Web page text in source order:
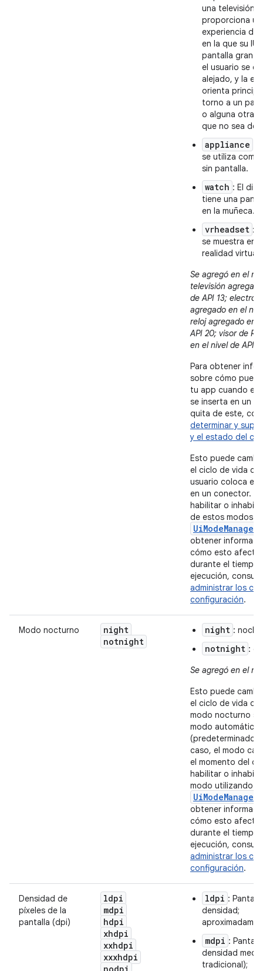
una televisión y
proporciona
experiencia de
en la que su IU
pantalla
el usuario se
alejado, y la
orienta
torno a un pad
o alguna otra
que no sea de
appliance
se utiliza
sin pantalla.
watch : El
tiene una
en la muñeca.
vrheadset :
se muestra en
realidad virtual.
Se agregó en el
televisión
de API 13;
agregado en el
reloj agregado en
API 20; visor de
en el nivel de API
Para obtener
sobre cómo
tu app cuando el
se inserta en un
quita de este,
determinar y
y el estado del
Esto puede
el ciclo de vida de
usuario coloca el
en un conector.
habilitar o
de estos modos
UiModeManager
obtener
cómo esto afecta
durante el tiempo
ejecución,
administrar los
configuración.
Modo nocturno
night
notnight
night : noche
notnight :
Se agregó en el
Esto puede
el ciclo de vida de
modo nocturno
modo automático
(predeterminado);
caso, el modo
el momento del
habilitar o
modo utilizando
UiModeManager
obtener
cómo esto afecta
durante el tiempo
ejecución,
administrar los
configuración.
Densidad de
píxeles de la
pantalla (dpi)
ldpi
mdpi
hdpi
xhdpi
xxhdpi
xxxhdpi
ldpi :
densidad;
mdpi :
densidad
tradicional);